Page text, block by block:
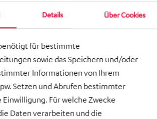
Details Über Cookies
für bestimmte
sowie das Speichern und/oder
Informationen von Ihrem
Setzen und Abrufen bestimmter
Einwilligung. Für welche Zwecke
Daten verarbeiten und die
Sie macht sichtbar, wie
verändert hat und welche Themen
Es geht nicht darum etwas wie
sondern darum
zu haben und aus der
die Zukunft zu lernen.
unsere Geschichte werfen möchte: